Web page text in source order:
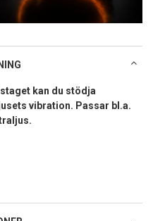
kan du stödja
vibration. Passar bl.a.